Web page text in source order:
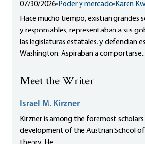
07/30/2026• Poder y mercado• Karen
Hace mucho tiempo, existían grandes
y responsables, representaban a sus
las legislaturas estatales, y defendían
Washington. Aspiraban a comportarse...
Meet the Writer
Israel M. Kirzner
Kirzner is among the foremost
development of the Austrian School